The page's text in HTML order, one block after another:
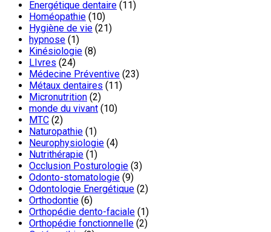
Energétique dentaire (11)
Homéopathie (10)
Hygiène de vie (21)
hypnose (1)
Kinésiologie (8)
LIvres (24)
Médecine Préventive (23)
Métaux dentaires (11)
Micronutrition (2)
monde du vivant (10)
MTC (2)
Naturopathie (1)
Neurophysiologie (4)
Nutrithérapie (1)
Occlusion Posturologie (3)
Odonto-stomatologie (9)
Odontologie Energétique (2)
Orthodontie (6)
Orthopédie dento-faciale (1)
Orthopédie fonctionnelle (2)